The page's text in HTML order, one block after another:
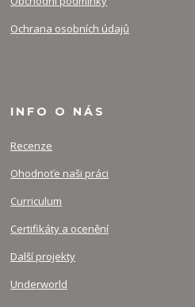
Ochrana osobních údajů
INFO O NÁS
Recenze
Ohodnoťe naši práci
Curriculum
Certifikáty a ocenění
Další projekty
Underworld